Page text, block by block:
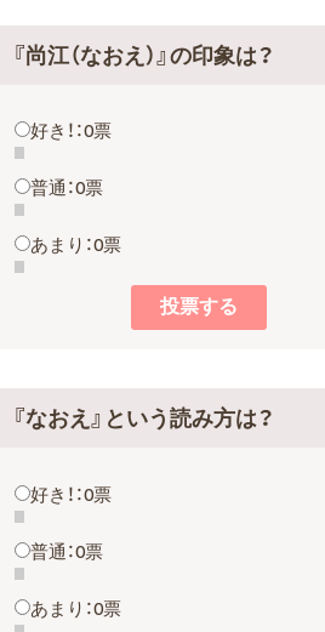
『尚江（なおえ）』の印象は？
好き！：0票
普通：0票
あまり：0票
『なおえ』という読み方は？
好き！：0票
普通：0票
あまり：0票